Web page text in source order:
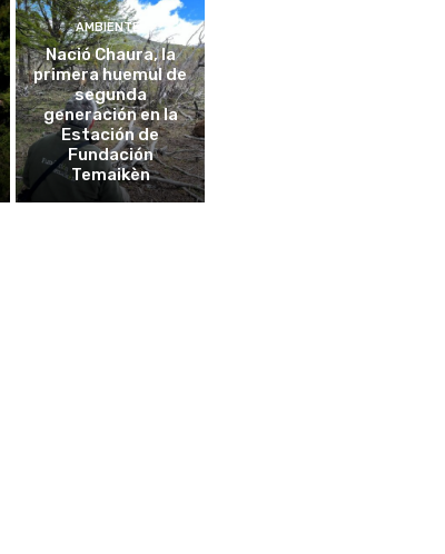
AMBIENTE
Nació Chaura, la
primera huemul de
segunda
generación en la
Estación de
Fundación
Temaikèn